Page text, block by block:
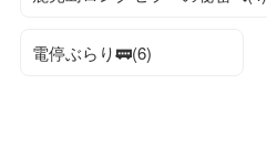
電停ぶらり🚃(6)